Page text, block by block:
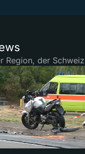
Region, der